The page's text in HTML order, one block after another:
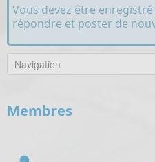
Vous devez être
répondre et poster de
Membres